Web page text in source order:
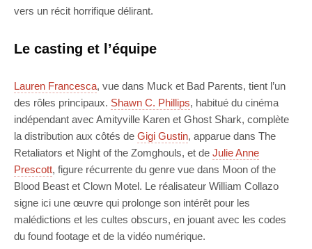
vers un récit horrifique délirant.
Le casting et l’équipe
Lauren Francesca, vue dans Muck et Bad Parents, tient l’un
des rôles principaux. Shawn C. Phillips, habitué du cinéma
indépendant avec Amityville Karen et Ghost Shark, complète
la distribution aux côtés de Gigi Gustin, apparue dans The
Retaliators et Night of the Zomghouls, et de Julie Anne
Prescott, figure récurrente du genre vue dans Moon of the
Blood Beast et Clown Motel. Le réalisateur William Collazo
signe ici une œuvre qui prolonge son intérêt pour les
malédictions et les cultes obscurs, en jouant avec les codes
du found footage et de la vidéo numérique.